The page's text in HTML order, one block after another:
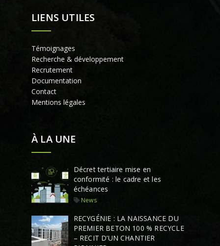
LIENS UTILES
Témoignages
Recherche & développement
Recrutement
Documentation
Contact
Mentions légales
À LA UNE
Décret tertiaire mise en
conformité : le cadre et les
échéances
News
RECYGÉNIE : LA NAISSANCE DU
PREMIER BETON 100 % RECYCLE
– RECIT D’UN CHANTIER